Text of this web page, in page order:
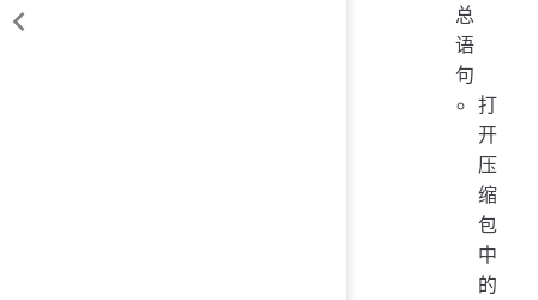
总
语
句
打
开
压
缩
包
中
的